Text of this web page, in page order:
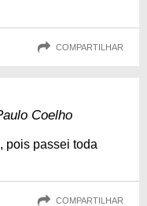
COMPARTILHAR
Coelho
pois passei toda
COMPARTILHAR